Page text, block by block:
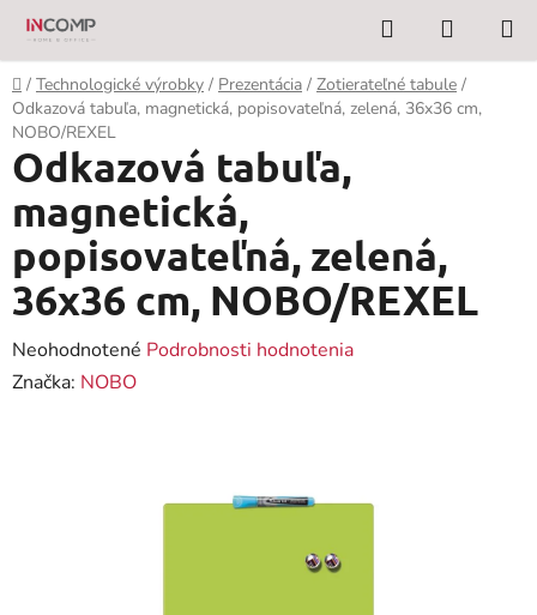
Prejsť
obsah
Hľadať
KOŠÍK
Domov
/ Technologické výrobky / Prezentácia / Zotierateľné tabule /
Odkazová tabuľa, magnetická, popisovateľná, zelená, 36x36 cm,
NOBO/REXEL
Odkazová tabuľa,
magnetická,
popisovateľná, zelená,
36x36 cm, NOBO/REXEL
Priemerné
hodnotenie
Neohodnotené Podrobnosti hodnotenia
Značka: NOBO